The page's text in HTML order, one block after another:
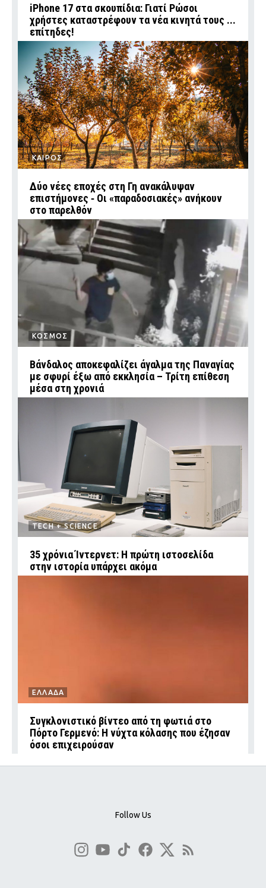
iPhone 17 στα σκουπίδια: Γιατί Ρώσοι
χρήστες καταστρέφουν τα νέα κινητά τους ...
επίτηδες!
ΚΑΙΡΟΣ
Δύο νέες εποχές στη Γη ανακάλυψαν
επιστήμονες ‑ Oι «παραδοσιακές» ανήκουν
στο παρελθόν
ΚΟΣΜΟΣ
Βάνδαλος αποκεφαλίζει άγαλμα της Παναγίας
με σφυρί έξω από εκκλησία – Τρίτη επίθεση
μέσα στη χρονιά
TECH + SCIENCE
35 χρόνια Ίντερνετ: Η πρώτη ιστοσελίδα
στην ιστορία υπάρχει ακόμα
ΕΛΛΑΔΑ
Συγκλονιστικό βίντεο από τη φωτιά στο
Πόρτο Γερμενό: Η νύχτα κόλασης που έζησαν
όσοι επιχειρούσαν
Follow Us